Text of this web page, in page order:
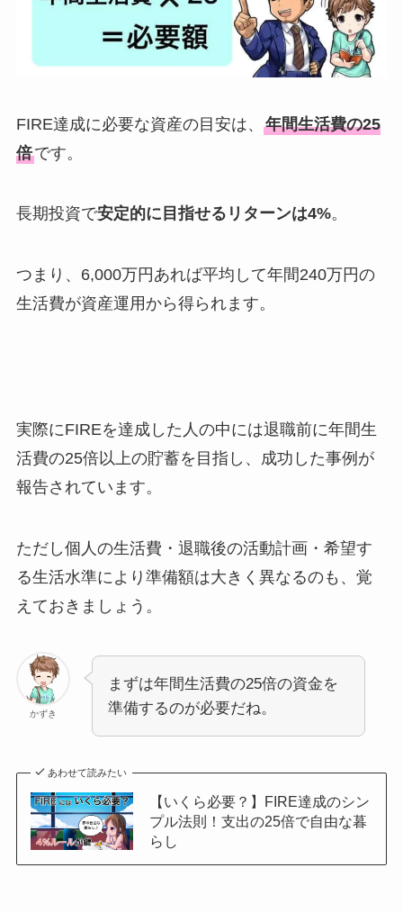
FIRE達成に必要な資産の目安は、 年間生活費の25
倍です。
長期投資で安定的に目指せるリターンは4%。
つまり、6,000万円あれば平均して年間240万円の
生活費が資産運用から得られます。
実際にFIREを達成した人の中には退職前に年間生
活費の25倍以上の貯蓄を目指し、成功した事例が
報告されています。
ただし個人の生活費・退職後の活動計画・希望す
る生活水準により準備額は大きく異なるのも、覚
えておきましょう。
かずき
まずは年間生活費の25倍の資金を
準備するのが必要だね。
あわせて読みたい
【いくら必要？】FIRE達成のシン
プル法則！支出の25倍で自由な暮
らし